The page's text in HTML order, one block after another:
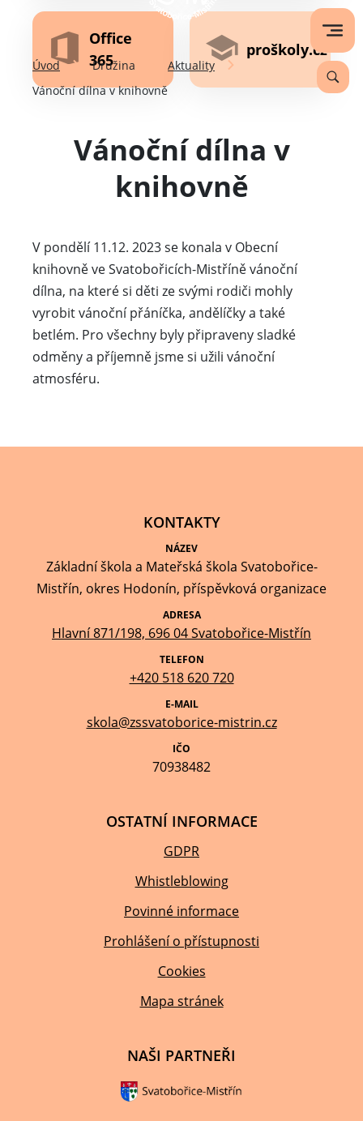
Office
365
proškoly.cz
Úvod Družina
Aktuality
Vánoční dílna v knihovně
Vánoční dílna v
knihovně
V pondělí 11.12. 2023 se konala v Obecní
knihovně ve Svatobořicích-Mistříně vánoční
dílna, na které si děti ze svými rodiči mohly
vyrobit vánoční přáníčka, andělíčky a také
betlém. Pro všechny byly připraveny sladké
odměny a příjemně jsme si užili vánoční
atmosféru.
KONTAKTY
NÁZEV
Základní škola a Mateřská škola Svatobořice-
Mistřín, okres Hodonín, příspěvková organizace
ADRESA
Hlavní 871/198, 696 04 Svatobořice-Mistřín
TELEFON
+420 518 620 720
E-MAIL
skola@zssvatoborice-mistrin.cz
IČO
70938482
OSTATNÍ INFORMACE
GDPR
Whistleblowing
Povinné informace
Prohlášení o přístupnosti
Cookies
Mapa stránek
NAŠI PARTNEŘI